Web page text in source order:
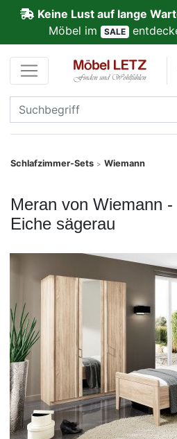
Keine Lust auf lange
Möbel im SALE
Schlafzimmer-Sets > Wiemann
Meran von Wiemann
Eiche sägerau
Kundenmeinungen
Anmelden
PREMIUM
Schnell
SALE
Polsterplaner
Möbel-
0%
Finanzierung
Markenwelt